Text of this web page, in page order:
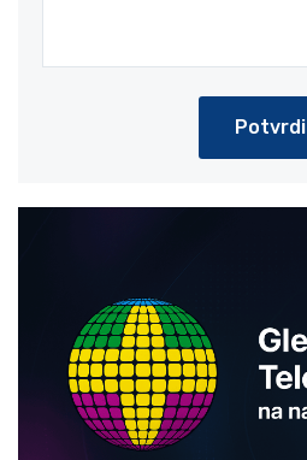
Potvrdi